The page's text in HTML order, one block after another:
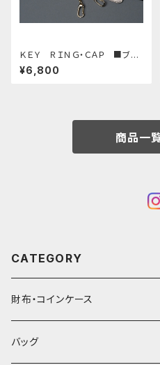
ＫＥＹ ＲＩＮＧ・ＣＡＰ ■ブラ
ウンG・ピンクゴールド■_真鍮
キーリング・キーキャップセット_
¥6,800
商品一
CATEGORY
財布・コインケース
コンパクト財布
バッグ